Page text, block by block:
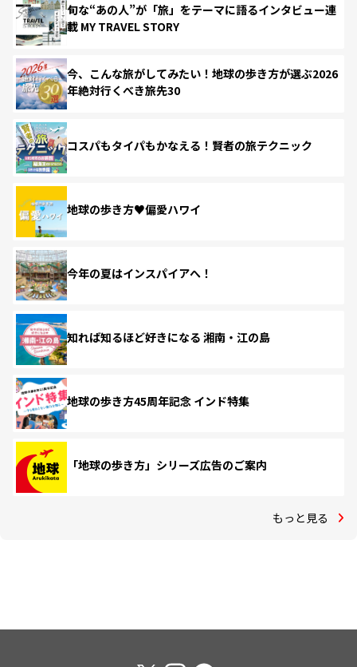
旬な“あの人”が「旅」をテーマに語るインタビュー連
載 MY TRAVEL STORY
今、こんな旅がしてみたい！地球の歩き方が選ぶ2026
年絶対行くべき旅先30
コスパもタイパもかなえる！賢者の旅テクニック
地球の歩き方♥偏愛ハワイ
今年の夏はインスパイアへ！
知れば知るほど好きになる 湘南・江の島
地球の歩き方45周年記念 インド特集
「地球の歩き方」シリーズ広告のご案内
もっと見る